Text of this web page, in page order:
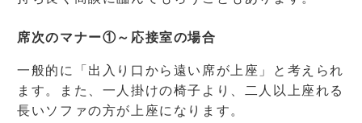
席次のマナー①～応接室の場合
一般的に「出入り口から遠い席が上座」と考えられ
ます。また、一人掛けの椅子より、二人以上座れる
長いソファの方が上座になります。